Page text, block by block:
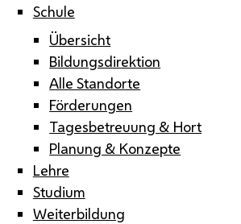
Schule
Übersicht
Bildungsdirektion
Alle Standorte
Förderungen
Tagesbetreuung & Hort
Planung & Konzepte
Lehre
Studium
Weiterbildung